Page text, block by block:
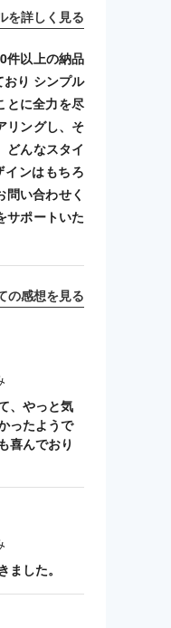
を詳しく見る
件以上の納品
り シンプル
とに全力を尽
リングし、そ
どんなスタイ
ンはもちろ
い合わせく
サポートいた
の感想を見る
、やっと気
ったようで
喜んでおり
した。